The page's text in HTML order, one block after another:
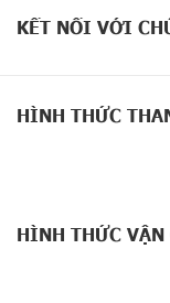
tăng cường khả
Galaxy M55 5G
Xanh Bạc hà. Đây
tính tiện lợi và bảo
KẾT NỐI VỚI
HÌNH THỨC
HÌNH THỨC VẬN